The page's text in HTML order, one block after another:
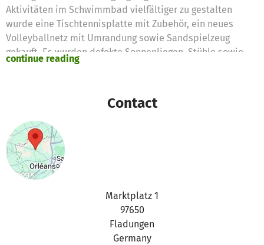
Aktivitäten im Schwimmbad vielfältiger zu gestalten
wurde eine Tischtennisplatte mit Zubehör, ein neues
Volleyballnetz mit Umrandung sowie Sandspielzeug
gekauft. Es wurden defekte Sonnenliegen, Stühle sowie
Schirm ersetzt. Des weiteren ist für die kommende Saison
continue reading
Contact
Marktplatz 1
97650
Fladungen
Germany